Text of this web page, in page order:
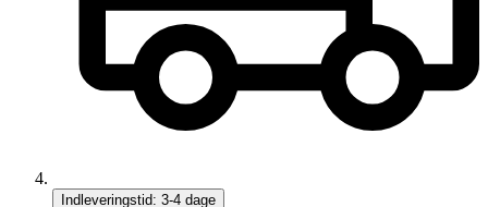
Indleveringstid: 3-4 dage